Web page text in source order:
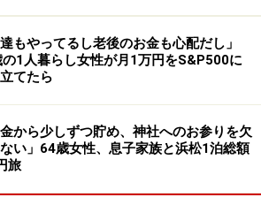
ものの、「郵送でしか受け付けても
にただ滞納している形になってしま
は「後悔している」と回答。「やり
で借り入れをして大学に通ったが、
人で母国へ帰ることを望まれ、結局
やめてついてきてしまった。借金だ
きな負担になっている」と明かしま
達もやってるし老後のお金も心配だし」
1人暮らし女性が月1万円をS&P500に
てたら
金から少しずつ貯め、神社へのお参りを欠
い」64歳女性、息子家族と浜松1泊総額
旅